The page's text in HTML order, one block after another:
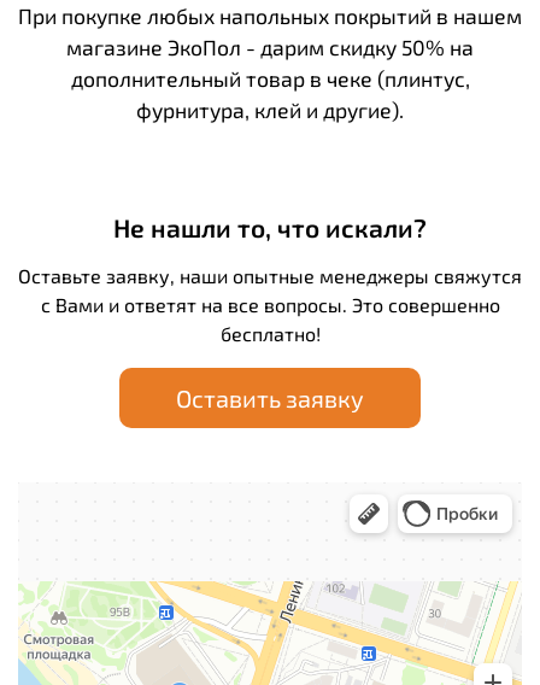
При покупке любых напольных покрытий в нашем
магазине ЭкоПол - дарим скидку 50% на
дополнительный товар в чеке (плинтус,
фурнитура, клей и другие).
Не нашли то, что искали?
Оставьте заявку, наши опытные менеджеры свяжутся
с Вами и ответят на все вопросы. Это совершенно
бесплатно!
Оставить заявку